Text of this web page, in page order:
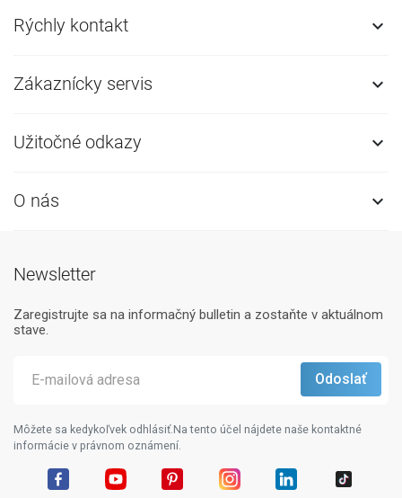
Rýchly kontakt 
Zákaznícky servis 
Užitočné odkazy 
O nás 
Newsletter
Zaregistrujte sa na informačný bulletin a zostaňte v aktuálnom
stave.
Môžete sa kedykoľvek odhlásiť.Na tento účel nájdete naše kontaktné
informácie v právnom oznámení.